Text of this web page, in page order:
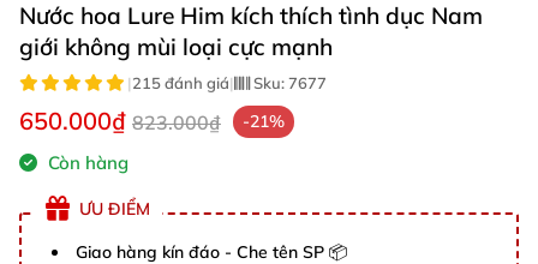
Nước hoa Lure Him kích thích tình dục Nam
giới không mùi loại cực mạnh
|215 đánh giá| Sku:7677
650.000₫ 823.000₫ -21%
Còn hàng
ƯU ĐIỂM
Giao hàng kín đáo - Che tên SP 📦